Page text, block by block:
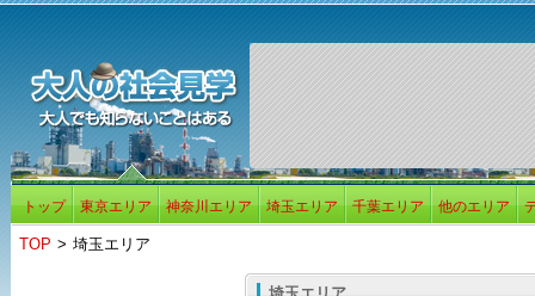
トップ 東京エリア 神奈川エリア 埼玉エリア 千葉エリア 他のエリア
TOP > 埼玉エリア